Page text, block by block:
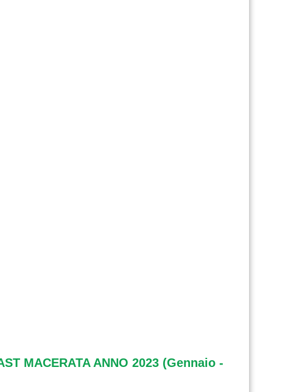
MACERATA ANNO 2023 (Gennaio -